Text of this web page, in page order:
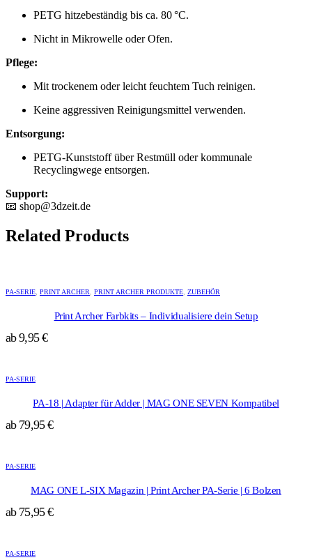
PETG hitzebeständig bis ca. 80 °C.
Nicht in Mikrowelle oder Ofen.
Pflege:
Mit trockenem oder leicht feuchtem Tuch reinigen.
Keine aggressiven Reinigungsmittel verwenden.
Entsorgung:
PETG-Kunststoff über Restmüll oder kommunale
Recyclingwege entsorgen.
Support:
📧 shop@3dzeit.de
Related Products
Produkt
auf.
können
gewählt
PA-SERIE PRINT ARCHER PRINT ARCHER PRODUKTE ZUBEHÖR
Print Archer Farbkits – Individualisiere dein Setup
ab9,95€
Produkt
mehrere
auf.
können
gewählt
PA-SERIE
PA-18 | Adapter für Adder | MAG ONE SEVEN Kompatibel
ab 79,95€
Produkt
mehrere
auf.
können
PA-SERIE
MAG ONE L-SIX Magazin | Print Archer PA-Serie | 6 Bolzen
ab 75,95€
Produkt
PA-SERIE